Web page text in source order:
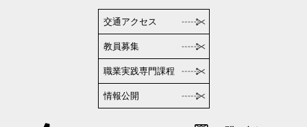
交通アクセス
教員募集
職業実践専門課程
情報公開